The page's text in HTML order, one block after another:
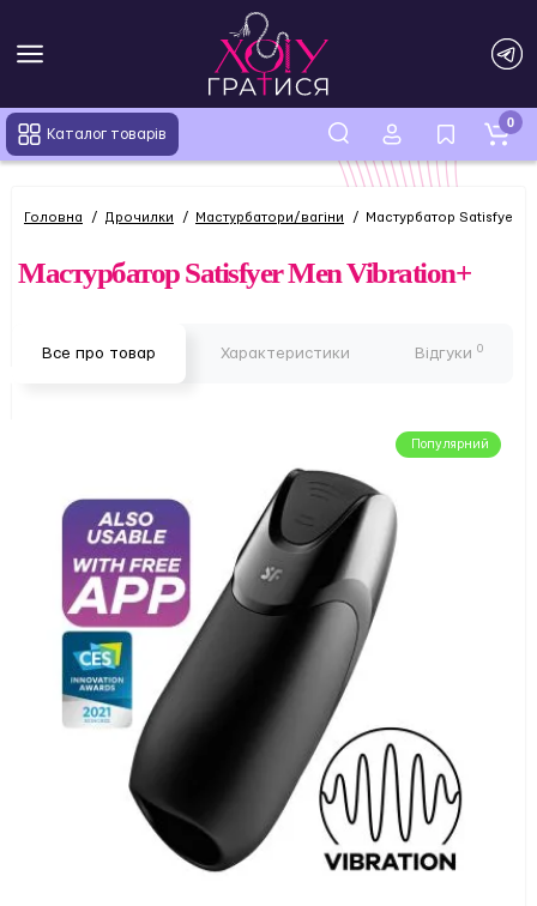
Каталог товарів
0
Головна Дрочилки Мастурбатори/вагіни Мастурбатор Satisfyer
Мастурбатор Satisfyer Men Vibration+
Все про товар Характеристики Відгуки 0
Популярний